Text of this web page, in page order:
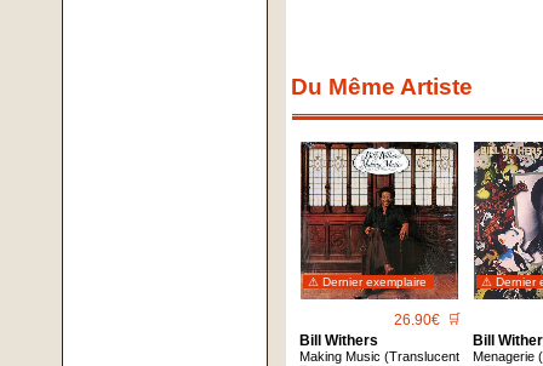
Du Même Artiste
⚠ Dernier exemplaire
26.90€ 🛒
Bill Withers
Making Music (Translucent
⚠ Dernier
Bill
Menagerie